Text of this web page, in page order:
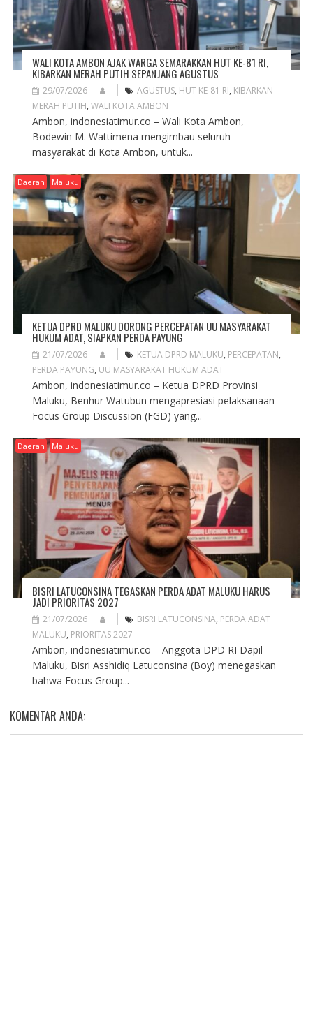
WALI KOTA AMBON AJAK WARGA SEMARAKKAN HUT KE-81 RI,
KIBARKAN MERAH PUTIH SEPANJANG AGUSTUS
29/07/2026 AGUSTUS, HUT KE-81 RI, KIBARKAN
MERAH PUTIH, WALI KOTA AMBON
Ambon, indonesiatimur.co – Wali Kota Ambon,
Bodewin M. Wattimena mengimbau seluruh
masyarakat di Kota Ambon, untuk...
Daerah Maluku
KETUA DPRD MALUKU DORONG PERCEPATAN UU MASYARAKAT
HUKUM ADAT, SIAPKAN PERDA PAYUNG
21/07/2026 KETUA DPRD MALUKU, PERCEPATAN,
PERDA PAYUNG, UU MASYARAKAT HUKUM ADAT
Ambon, indonesiatimur.co – Ketua DPRD Provinsi
Maluku, Benhur Watubun mengapresiasi pelaksanaan
Focus Group Discussion (FGD) yang...
Daerah Maluku
BISRI LATUCONSINA TEGASKAN PERDA ADAT MALUKU HARUS
JADI PRIORITAS 2027
21/07/2026 BISRI LATUCONSINA, PERDA ADAT
MALUKU, PRIORITAS 2027
Ambon, indonesiatimur.co – Anggota DPD RI Dapil
Maluku, Bisri Asshidiq Latuconsina (Boy) menegaskan
bahwa Focus Group...
KOMENTAR ANDA: